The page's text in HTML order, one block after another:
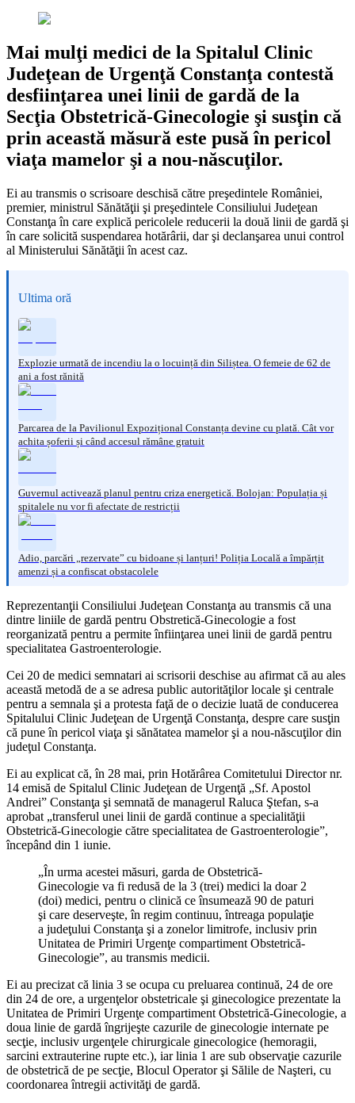
Mai mulţi medici de la Spitalul Clinic
Judeţean de Urgenţă Constanţa contestă
desfiinţarea unei linii de gardă de la
Secţia Obstetrică-Ginecologie şi susţin că
prin această măsură este pusă în pericol
viaţa mamelor şi a nou-născuţilor.
Ei au transmis o scrisoare deschisă către preşedintele României,
premier, ministrul Sănătăţii şi preşedintele Consiliului Judeţean
Constanţa în care explică pericolele reducerii la două linii de gardă şi
în care solicită suspendarea hotărârii, dar şi declanşarea unui control
al Ministerului Sănătăţii în acest caz.
Ultima oră
Explozie urmată de incendiu la o locuință din Siliștea. O femeie de 62 de
ani a fost rănită
Parcarea de la Pavilionul Expozițional Constanța devine cu plată. Cât vor
achita șoferii și când accesul rămâne gratuit
Guvernul activează planul pentru criza energetică. Bolojan: Populația și
spitalele nu vor fi afectate de restricții
Adio, parcări „rezervate” cu bidoane și lanțuri! Poliția Locală a împărțit
amenzi și a confiscat obstacolele
Reprezentanţii Consiliului Judeţean Constanţa au transmis că una
dintre liniile de gardă pentru Obstretică-Ginecologie a fost
reorganizată pentru a permite înfiinţarea unei linii de gardă pentru
specialitatea Gastroenterologie.
Cei 20 de medici semnatari ai scrisorii deschise au afirmat că au ales
această metodă de a se adresa public autorităţilor locale şi centrale
pentru a semnala şi a protesta faţă de o decizie luată de conducerea
Spitalului Clinic Judeţean de Urgenţă Constanţa, despre care susţin
că pune în pericol viaţa şi sănătatea mamelor şi a nou-născuţilor din
judeţul Constanţa.
Ei au explicat că, în 28 mai, prin Hotărârea Comitetului Director nr.
14 emisă de Spitalul Clinic Judeţean de Urgenţă „Sf. Apostol
Andrei” Constanţa şi semnată de managerul Raluca Ştefan, s-a
aprobat „transferul unei linii de gardă continue a specialităţii
Obstetrică-Ginecologie către specialitatea de Gastroenterologie”,
începând din 1 iunie.
„În urma acestei măsuri, garda de Obstetrică-
Ginecologie va fi redusă de la 3 (trei) medici la doar 2
(doi) medici, pentru o clinică ce însumează 90 de paturi
şi care deserveşte, în regim continuu, întreaga populaţie
a judeţului Constanţa şi a zonelor limitrofe, inclusiv prin
Unitatea de Primiri Urgenţe compartiment Obstetrică-
Ginecologie”, au transmis medicii.
Ei au precizat că linia 3 se ocupa cu preluarea continuă, 24 de ore
din 24 de ore, a urgenţelor obstetricale şi ginecologice prezentate la
Unitatea de Primiri Urgenţe compartiment Obstetrică-Ginecologie, a
doua linie de gardă îngrijeşte cazurile de ginecologie internate pe
secţie, inclusiv urgenţele chirurgicale ginecologice (hemoragii,
sarcini extrauterine rupte etc.), iar linia 1 are sub observaţie cazurile
de obstetrică de pe secţie, Blocul Operator şi Sălile de Naşteri, cu
coordonarea întregii activităţi de gardă.